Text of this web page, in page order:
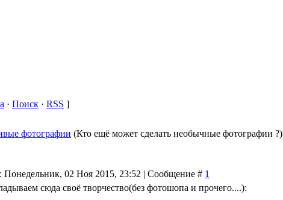
· Поиск · RSS ]
фотографии (Кто ещё может сделать необычные фотографии ?)
Понедельник, 02 Ноя 2015, 23:52 | Сообщение # 1
сюда своё творчество(без фотошопа и прочего....):